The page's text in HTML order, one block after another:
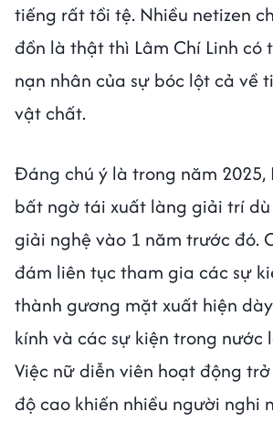
tiếng rất tồi tệ. Nhiều netizen
đồn là thật thì Lâm Chí Linh có
nạn nhân của sự bóc lột cả về
vật chất.
Đáng chú ý là trong năm 2025,
bất ngờ tái xuất làng giải trí
giải nghệ vào 1 năm trước đó.
đám liên tục tham gia các sự
thành gương mặt xuất hiện
kính và các sự kiện trong nước
Việc nữ diễn viên hoạt động
độ cao khiến nhiều người nghi